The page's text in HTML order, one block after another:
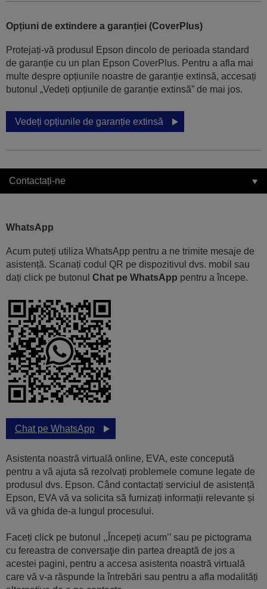
Opțiuni de extindere a garanției (CoverPlus)
Protejați-vă produsul Epson dincolo de perioada standard
de garanție cu un plan Epson CoverPlus. Pentru a afla mai
multe despre opțiunile noastre de garanție extinsă, accesați
butonul „Vedeți opțiunile de garanție extinsă” de mai jos.
Vedeți opțiunile de garanție extinsă
Contactați-ne
WhatsApp
Acum puteți utiliza WhatsApp pentru a ne trimite mesaje de
asistență. Scanați codul QR pe dispozitivul dvs. mobil sau
dați click pe butonul Chat pe WhatsApp pentru a începe.
Chat pe WhatsApp
Asistenta noastră virtuală online, EVA, este concepută
pentru a vă ajuta să rezolvați problemele comune legate de
produsul dvs. Epson. Când contactați serviciul de asistență
Epson, EVA vă va solicita să furnizați informații relevante și
vă va ghida de-a lungul procesului.
Faceți click pe butonul ,,Începeți acum’’ sau pe pictograma
cu fereastra de conversaţie din partea dreaptă de jos a
acestei pagini, pentru a accesa asistenta noastră virtuală
care vă v-a răspunde la întrebări sau pentru a afla modalități